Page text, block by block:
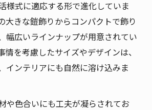
様式に適応する形で進化していま
大きな鎧飾りからコンパクトで飾り
幅広いラインナップが用意されてい
情を考慮したサイズやデザインは、
インテリアにも自然に溶け込みま
や色合いにも工夫が凝らされてお